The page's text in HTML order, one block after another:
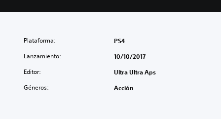
Plataforma: PS4
Lanzamiento: 10/10/2017
Editor: Ultra Ultra Aps
Géneros: Acción